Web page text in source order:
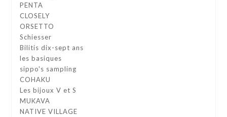
PENTA
CLOSELY
ORSETTO
Schiesser
Bilitis dix-sept ans
les basiques
sippo's sampling
COHAKU
Les bijoux V et S
MUKAVA
NATIVE VILLAGE